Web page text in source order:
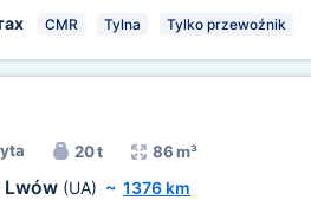
CMR Tylna Tylko przewoźnik
20 t 86 m³
Lwów (UA) ~ 1376 km